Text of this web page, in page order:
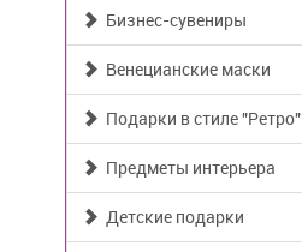
Бизнес-сувениры
Венецианские маски
Подарки в стиле "Ретро"
Предметы интерьера
Детские подарки